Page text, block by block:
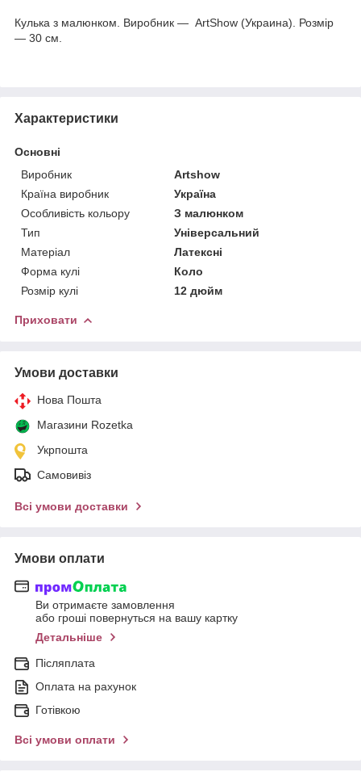
Кулька з малюнком. Виробник — ArtShow (Украина). Розмір
— 30 см.
Характеристики
Основні
Виробник
Artshow
Країна виробник
Україна
Особливість кольору
З малюнком
Тип
Універсальний
Матеріал
Латексні
Форма кулі
Коло
Розмір кулі
12 дюйм
Приховати
Умови доставки
Нова Пошта
Магазини Rozetka
Укрпошта
Самовивіз
Всі умови доставки
Умови оплати
Ви отримаєте замовлення
або гроші повернуться на вашу картку
Детальніше
Післяплата
Оплата на рахунок
Готівкою
Всі умови оплати